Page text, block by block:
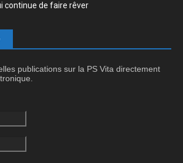
continue de faire rêver
publications sur la PS Vita directement